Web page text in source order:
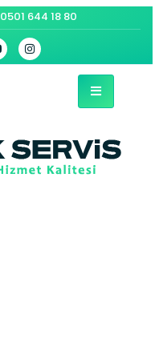
0501 644 18 80